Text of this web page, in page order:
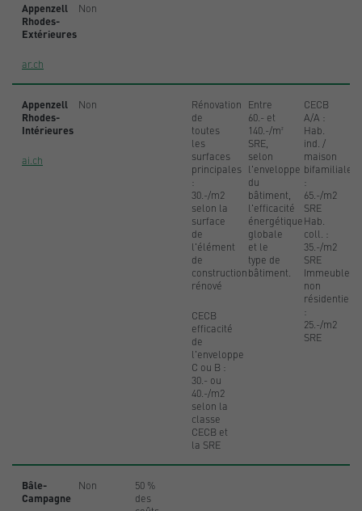
Appenzell
Rhodes-
Extérieures
ar.ch
Non
Appenzell
Rhodes-
Intérieures
ai.ch
Non
Rénovation
de
toutes
les
surfaces
principales
:
30.-/m2
selon la
surface
de
l'élément
de
construction
rénové
CECB
efficacité
de
l'enveloppe
C ou B :
30.- ou
40.-/m2
selon la
classe
CECB et
la SRE
Entre
60.- et
140.-/m²
SRE,
selon
l'enveloppe
du
bâtiment,
l'efficacité
énergétique
globale
et le
type de
bâtiment.
CECB
A/A :
Hab.
ind. /
maison
bifamiliale
:
65.-/m2
SRE
Hab.
coll. :
35.-/m2
SRE
Immeubles
non
résidentiels
:
25.-/m2
SRE
Bâle-
Campagne
Non
50 %
des